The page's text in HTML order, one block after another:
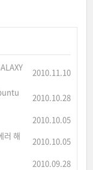
2010.11.10
2010.10.28
2010.10.05
해
2010.10.05
2010.09.28